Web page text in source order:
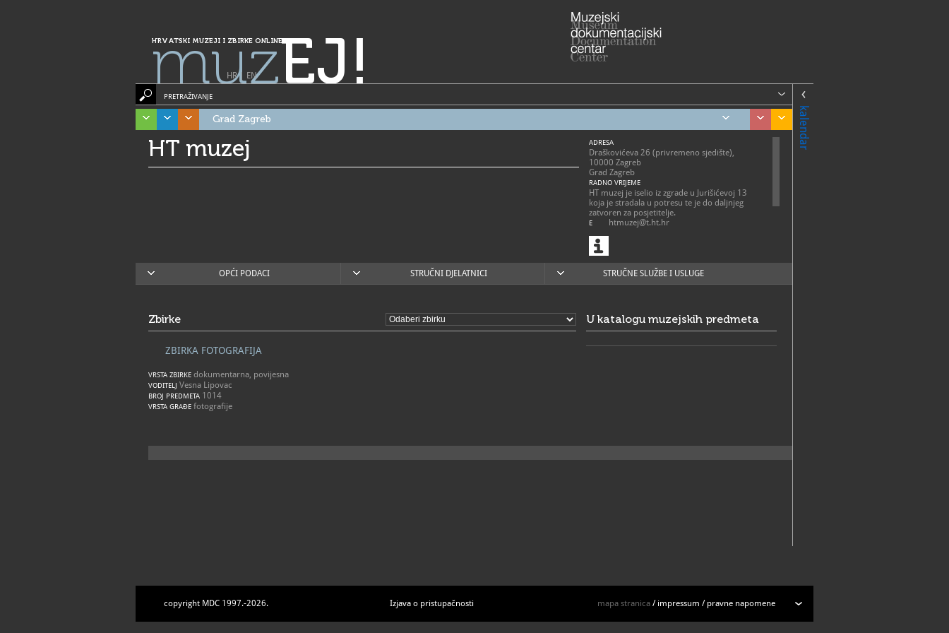
HRVATSKI MUZEJI I ZBIRKE ONLINE
muzEJ!
HR| EN
kalendar
PRETRAŽIVANJE
Grad Zagreb
HT muzej ADRESA
Draškovićeva 26 (privremeno sjedište),
10000 Zagreb
Grad Zagreb
RADNO VRIJEME
HT muzej je iselio iz zgrade u Jurišićevoj 13
koja je stradala u potresu te je do daljnjeg
zatvoren za posjetitelje.
E htmuzej@t.ht.hr
odgovornost/ht-mu...
https://www.ht-muzej.hr/o-muzeju/
OPĆI PODACI
STRUČNI DJELATNICI STRUČNE SLUŽBE I USLUGE
Zbirke
ZBIRKA FOTOGRAFIJA
VRSTA ZBIRKE dokumentarna, povijesna
VODITELJ Vesna Lipovac
BROJ PREDMETA 1014
VRSTA GRAĐE fotografije
U katalogu muzejskih predmeta
copyright MDC 1997.-2026. Izjava o pristupačnosti mapa stranica / impressum / pravne napomene